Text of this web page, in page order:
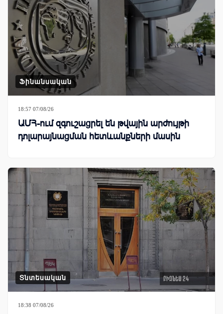
Ֆինանսական
18:57 07/08/26
ԱՄՀ-ում զգուշացրել են թվային արժույթի
դոլարայնացման հետևանքների մասին
Տնտեսական
18:38 07/08/26